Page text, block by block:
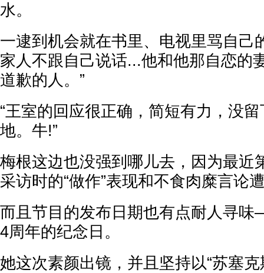
水。
一逮到机会就在书里、电视里骂自己
家人不跟自己说话...他和他那自恋的
道歉的人。”
“王室的回应很正确，简短有力，没
地。牛!”
梅根这边也没强到哪儿去，因为最近
采访时的“做作”表现和不食肉糜言论
而且节目的发布日期也有点耐人寻
4周年的纪念日。
她这次素颜出镜，并且坚持以“苏塞